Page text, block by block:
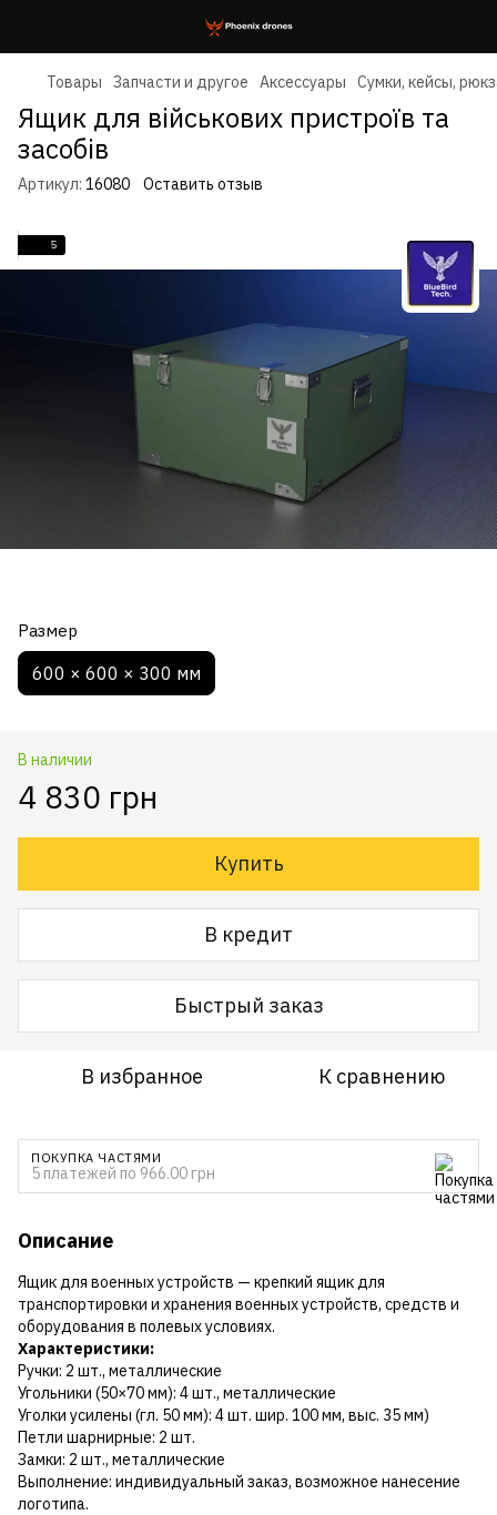
Товары Запчасти и другое Аксессуары Сумки, кейсы,
Ящик для військових пристроїв та
засобів
Артикул: 16080 Оставить отзыв
5
Размер
600 × 600 × 300 мм
В наличии
4 830 грн
Купить
В кредит
Быстрый заказ
В избранное К сравнению
ПОКУПКА ЧАСТЯМИ
5 платежей по 966.00 грн
Описание
Ящик для военных устройств — крепкий ящик для
транспортировки и хранения военных устройств, средств и
оборудования в полевых условиях.
Характеристики:
Ручки: 2 шт., металлические
Угольники (50×70 мм): 4 шт., металлические
Уголки усилены (гл. 50 мм): 4 шт. шир. 100 мм, выс. 35 мм)
Петли шарнирные: 2 шт.
Замки: 2 шт., металлические
Выполнение: индивидуальный заказ, возможное нанесение
логотипа.